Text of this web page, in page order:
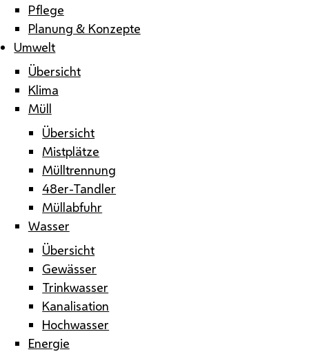
Pflege
Planung & Konzepte
Umwelt
Übersicht
Klima
Müll
Übersicht
Mistplätze
Mülltrennung
48er-Tandler
Müllabfuhr
Wasser
Übersicht
Gewässer
Trinkwasser
Kanalisation
Hochwasser
Energie